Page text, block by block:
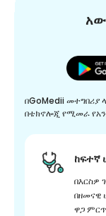
በGoMedii መተግበሪያ
በቴክኖሎጂ የሚመራ
ከፍተኛ
በእርስዎ
በዘመናዊ
ዋጋ